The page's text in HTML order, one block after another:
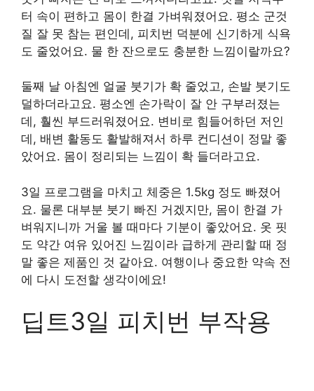
터 속이 편하고 몸이 한결 가벼워졌어요. 평소 군것
질 잘 못 참는 편인데, 피치번 덕분에 신기하게 식욕
도 줄었어요. 물 한 잔으로도 충분한 느낌이랄까요?
둘째 날 아침엔 얼굴 붓기가 확 줄었고, 손발 붓기도
덜하더라고요. 평소엔 손가락이 잘 안 구부러졌는
데, 훨씬 부드러워졌어요. 변비로 힘들어하던 저인
데, 배변 활동도 활발해져서 하루 컨디션이 정말 좋
았어요. 몸이 정리되는 느낌이 확 들더라고요.
3일 프로그램을 마치고 체중은 1.5kg 정도 빠졌어
요. 물론 대부분 붓기 빠진 거겠지만, 몸이 한결 가
벼워지니까 거울 볼 때마다 기분이 좋았어요. 옷 핏
도 약간 여유 있어진 느낌이라 급하게 관리할 때 정
말 좋은 제품인 것 같아요. 여행이나 중요한 약속 전
에 다시 도전할 생각이에요!
딥트3일 피치번 부작용